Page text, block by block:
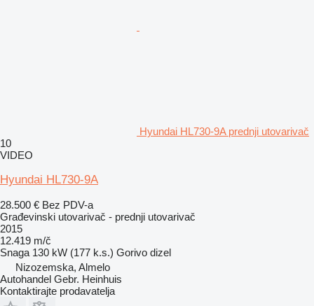
Hyundai HL730-9A prednji utovarivač
10
VIDEO
Hyundai HL730-9A
28.500 € Bez PDV-a
Građevinski utovarivač - prednji utovarivač
2015
12.419 m/č
Snaga 130 kW (177 k.s.) Gorivo dizel
Nizozemska, Almelo
Autohandel Gebr. Heinhuis
Kontaktirajte prodavatelja